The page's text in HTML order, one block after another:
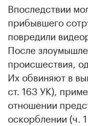
Впоследствии
прибывшего
повредили
После
происшествия,
Их обвиняют в
ст. 163 УК),
отношении
оскорблении (ч.